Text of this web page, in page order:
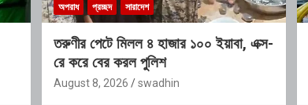
অপরাধ প্রচ্ছদ সারাদেশ
তরুণীর পেটে মিলল ৪ হাজার ১০০ ইয়াবা, এক্স-
রে করে বের করল পুলিশ
August 8, 2026 swadhin